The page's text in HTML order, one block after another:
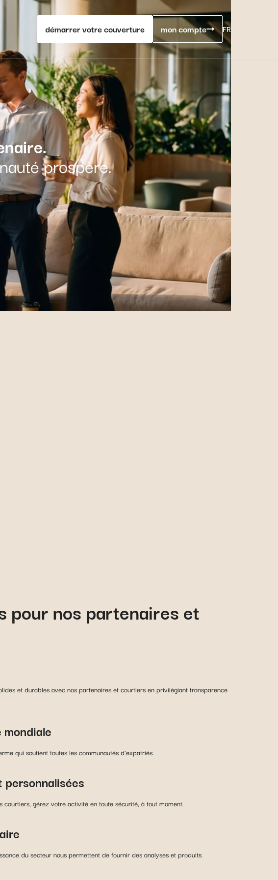
démarrer votre couverture mon compte FR
prospère.
pour nos partenaires et
et durables avec nos partenaires et courtiers en privilégiant transparence
mondiale
qui soutient toutes les communautés d’expatriés.
gérez votre activité en toute sécurité, à tout moment.
du secteur nous permettent de fournir des analyses et produits